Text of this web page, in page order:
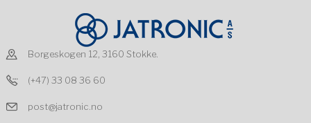
Borgeskogen 12, 3160 Stokke.
(+47) 33 08 36 60
post@jatronic.no